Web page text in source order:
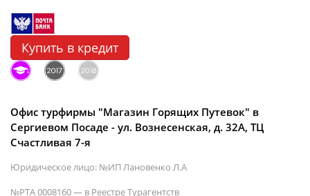
Купить в кредит
Офис турфирмы "Магазин Горящих Путевок" в
Сергиевом Посаде - ул. Вознесенская, д. 32А, ТЦ
Счастливая 7-я
Юридическое лицо: №ИП Лановенко Л.А
№РТА 0008160 — в Реестре Турагентств